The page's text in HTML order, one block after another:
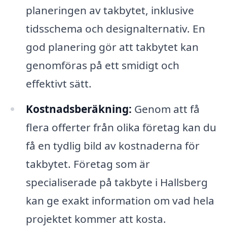
planeringen av takbytet, inklusive
tidsschema och designalternativ. En
god planering gör att takbytet kan
genomföras på ett smidigt och
effektivt sätt.
Kostnadsberäkning: Genom att få
flera offerter från olika företag kan du
få en tydlig bild av kostnaderna för
takbytet. Företag som är
specialiserade på takbyte i Hallsberg
kan ge exakt information om vad hela
projektet kommer att kosta.